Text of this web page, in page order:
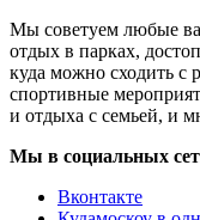
Мы советуем любые
отдых в парках,
куда можно сходить с
спортивные
и отдыха с семьей, и
Мы в социальных
Вконтакте